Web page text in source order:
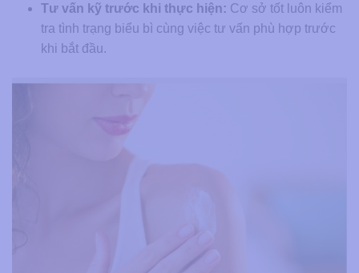
Tư vấn kỹ trước khi thực hiện: Cơ sở tốt luôn kiểm
tra tình trạng biểu bì cùng việc tư vấn phù hợp trước
khi bắt đầu.